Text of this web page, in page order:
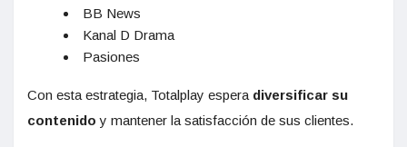
BB News
Kanal D Drama
Pasiones
Con esta estrategia, Totalplay espera diversificar su
contenido y mantener la satisfacción de sus clientes.